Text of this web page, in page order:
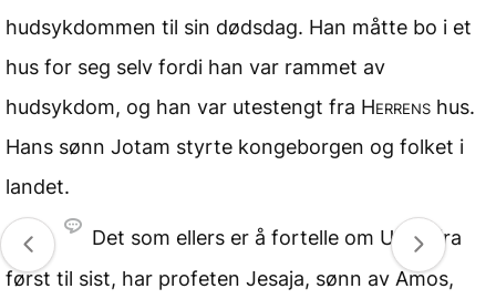
hudsykdommen til sin dødsdag. Han måtte bo i et
hus for seg selv fordi han var rammet av
hudsykdom, og han var utestengt fra Herrens hus.
Hans sønn Jotam styrte kongeborgen og folket i
landet.
Det som ellers er å fortelle om Ussia fra
først til sist, har profeten Jesaja, sønn av Amos,